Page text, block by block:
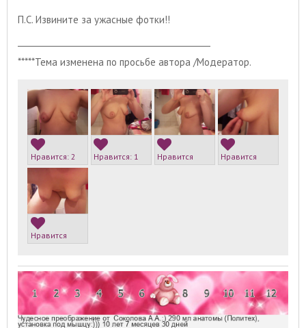
П.С. Извините за ужасные фотки!!
*****Тема изменена по просьбе автора /Модератор.
Нравится: 2 Нравится: 1 Нравится Нравится
Нравится